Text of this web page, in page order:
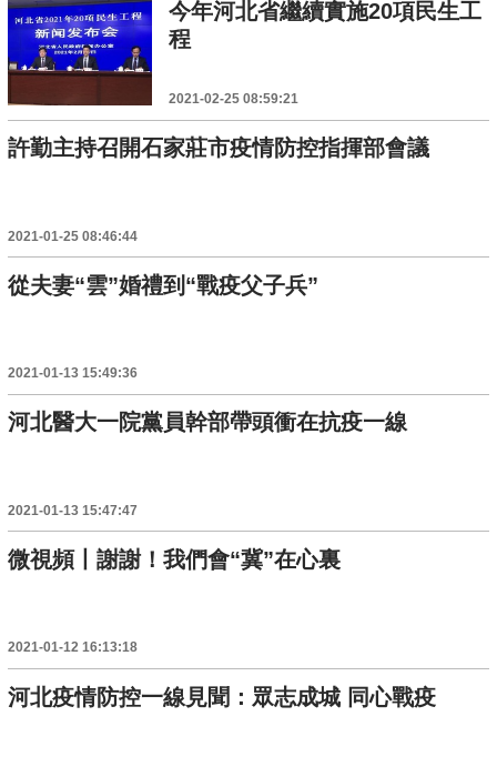
今年河北省繼續實施20項民生工
程
2021-02-25 08:59:21
許勤主持召開石家莊市疫情防控指揮部會議
2021-01-25 08:46:44
從夫妻“雲”婚禮到“戰疫父子兵”
2021-01-13 15:49:36
河北醫大一院黨員幹部帶頭衝在抗疫一線
2021-01-13 15:47:47
微視頻丨謝謝！我們會“冀”在心裏
2021-01-12 16:13:18
河北疫情防控一線見聞：眾志成城 同心戰疫